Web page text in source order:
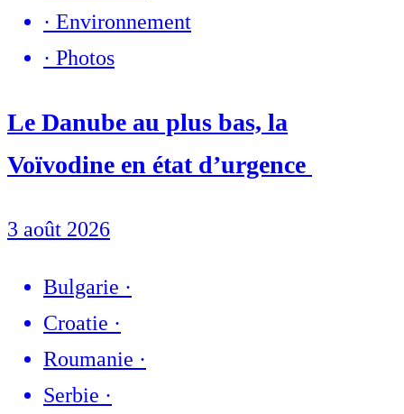
· Environnement
· Photos
Le Danube au plus bas, la
Voïvodine en état d’urgence
3 août 2026
Bulgarie ·
Croatie ·
Roumanie ·
Serbie ·